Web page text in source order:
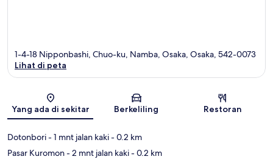
Peta
1-4-18 Nipponbashi, Chuo-ku, Namba, Osaka, Osaka, 542-0073
Lihat di peta
Yang ada di sekitar Berkeliling Restoran
Dotonbori- 1 mnt jalan kaki- 0.2 km
Pasar Kuromon- 2 mnt jalan kaki- 0.2 km